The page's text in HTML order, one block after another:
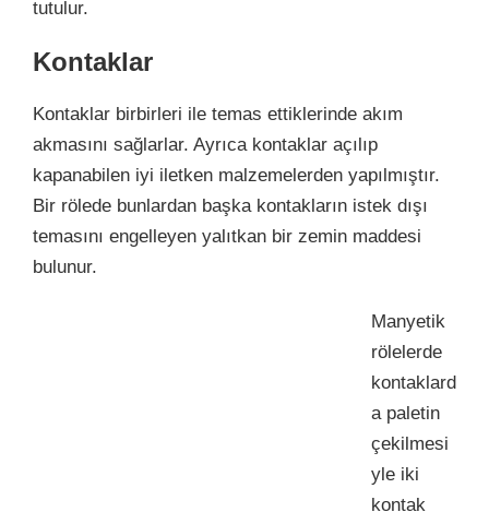
tutulur.
Kontaklar
Kontaklar birbirleri ile temas ettiklerinde akım
akmasını sağlarlar. Ayrıca kontaklar açılıp
kapanabilen iyi iletken malzemelerden yapılmıştır.
Bir rölede bunlardan başka kontakların istek dışı
temasını engelleyen yalıtkan bir zemin maddesi
bulunur.
Manyetik
rölelerde
kontaklard
a paletin
çekilmesi
yle iki
kontak